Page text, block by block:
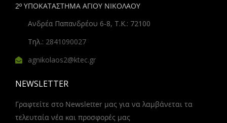
2º ΥΠΟΚΑΤΑΣΤΗΜΑ ΑΓΙΟΥ ΝΙΚΟΛΑΟΥ
Ανδρέα Παπανδρέου 6-8, Τ.Κ.: 72100
Τηλ.: 2841090027
agnikolaos2@ktec.gr
NEWSLETTER
Γραφτείτε στο Newsletter μας για να λαμβάνεται τα
τελευταία νέα και προσφορές μας